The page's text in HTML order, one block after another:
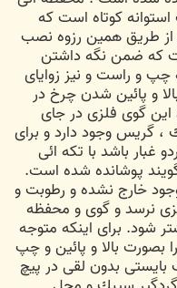
كوتاه است كه
از طريق همين رزوه نصب
كه ضمن نگه داشتن
و راست و نيز زوايای
و پائين شدن چرخ در
گوی فلزی در جای
، گريس وجود دارد و برای
غبار باشد با تكه ائی
پوشانده شده است.
خارج نشده و رطوبت و
نرسد و گوی و محفظه
شود. برای اينكه متوجه
بالا و پائين و چپ
بدون لقی در پيچ